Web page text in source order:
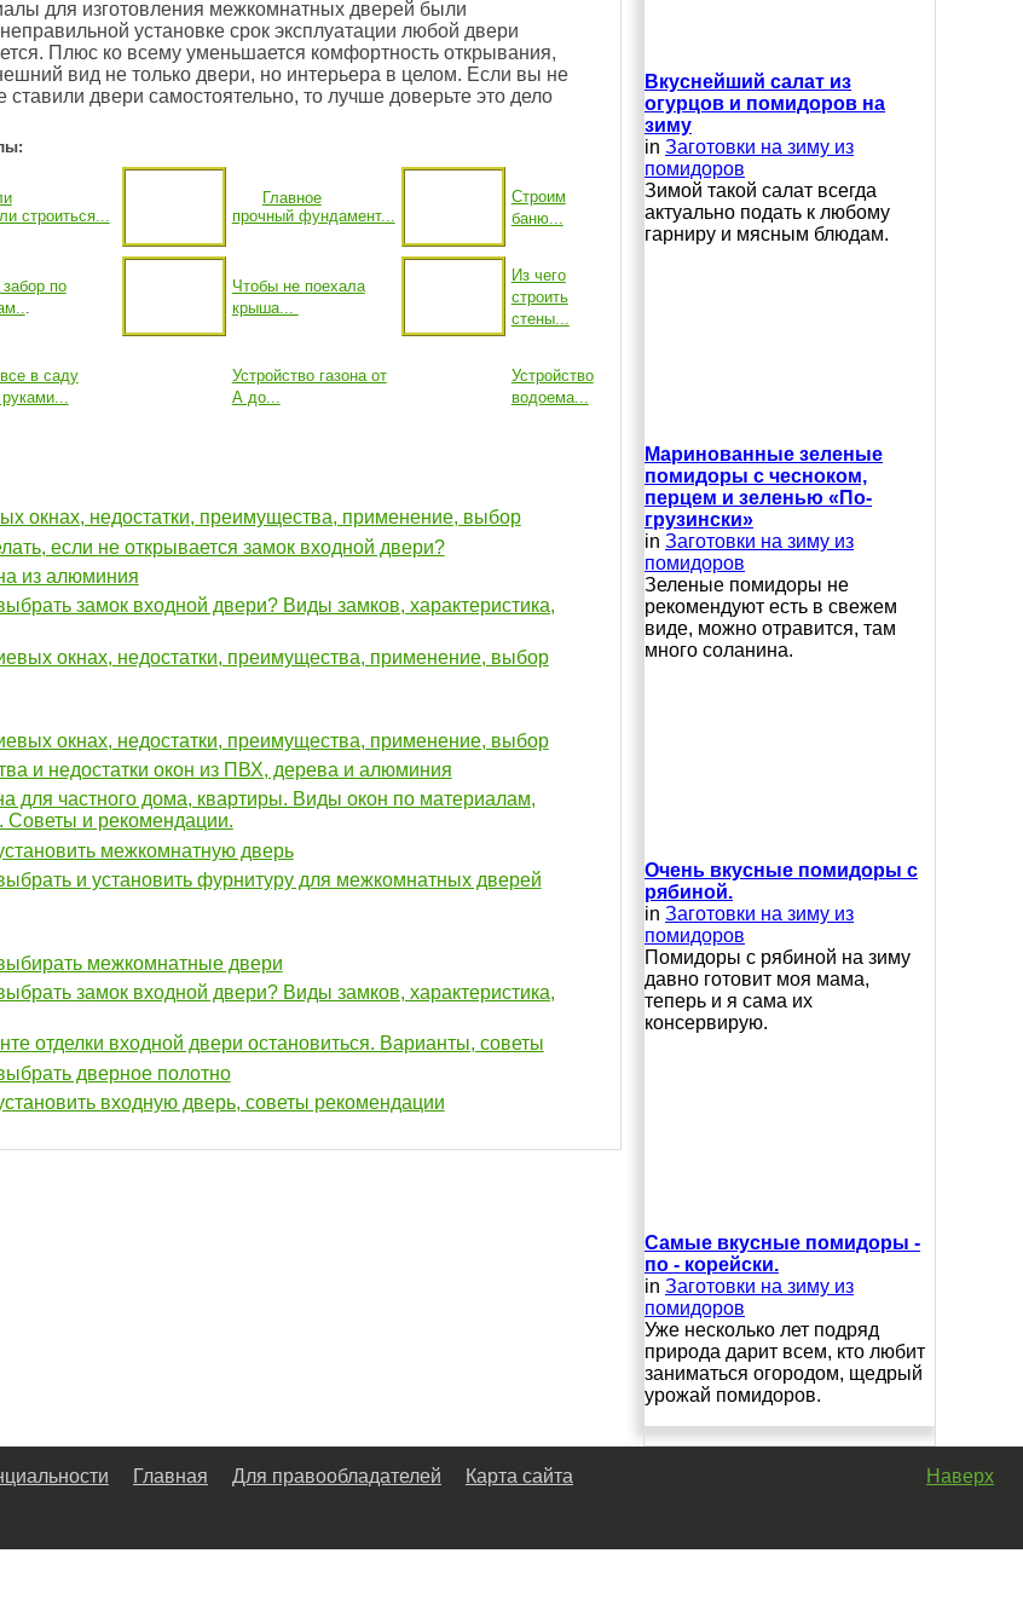
для изготовления межкомнатных дверей были
установке срок эксплуатации любой двери
Плюс ко всему уменьшается комфортность открывания,
вид не только двери, но интерьера в целом. Если вы не
ставили двери самостоятельно, то лучше доверьте это дело
строиться...
Главное
прочный фундамент...
Строим
баню...
по
.
Чтобы не поехала
крыша...
Из чего
строить
стены...
в саду
Устройство газона от
А до...
Устройство
водоема...
окнах, недостатки, преимущества, применение, выбор
если не открывается замок входной двери?
из алюминия
замок входной двери? Виды замков, характеристика,
окнах, недостатки, преимущества, применение, выбор
окнах, недостатки, преимущества, применение, выбор
и недостатки окон из ПВХ, дерева и алюминия
для частного дома, квартиры. Виды окон по материалам,
Советы и рекомендации.
межкомнатную дверь
и установить фурнитуру для межкомнатных дверей
межкомнатные двери
замок входной двери? Виды замков, характеристика,
отделки входной двери остановиться. Варианты, советы
дверное полотно
входную дверь, советы рекомендации
Вкуснейший салат из
огурцов и помидоров на
зиму
in Заготовки на зиму из
помидоров
Зимой такой салат всегда
актуально подать к любому
гарниру и мясным блюдам.
Маринованные зеленые
помидоры с чесноком,
перцем и зеленью «По-
грузински»
in Заготовки на зиму из
помидоров
Зеленые помидоры не
рекомендуют есть в свежем
виде, можно отравится, там
много соланина.
Очень вкусные помидоры с
рябиной.
in Заготовки на зиму из
помидоров
Помидоры с рябиной на зиму
давно готовит моя мама,
теперь и я сама их
консервирую.
Самые вкусные помидоры -
по - корейски.
in Заготовки на зиму из
помидоров
Уже несколько лет подряд
природа дарит всем, кто любит
заниматься огородом, щедрый
урожай помидоров.
Наверх
Карта сайта
Для правообладателей
Главная